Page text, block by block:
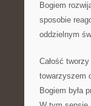
Bogiem
sposobie
oddzielnym
Całość
towarzyszem
Bogiem była